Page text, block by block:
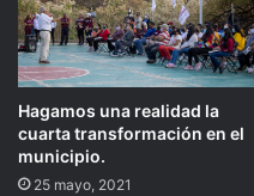
Hagamos una realidad la
cuarta transformación en el
municipio.
25 mayo, 2021